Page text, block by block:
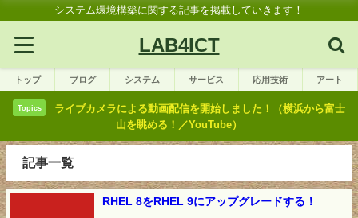
システム環境構築に関する記事を掲載していきます！
LAB4ICT
トップ ブログ システム サービス 応用技術 アート
Topics
ライブカメラによる動画配信を開始しました！（横浜から富士
山を眺める！／YouTube）
記事一覧
RHEL 8をRHEL 9にアップグレードする！